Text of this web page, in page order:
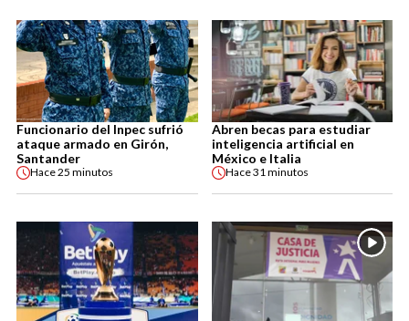
Funcionario del Inpec sufrió
ataque armado en Girón,
Santander
Hace25 minutos
Abren becas para estudiar
inteligencia artificial en
México e Italia
Hace31 minutos